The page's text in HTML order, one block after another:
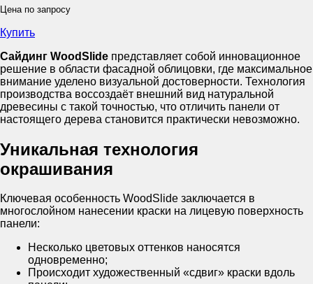
Цена по запросу
Купить
Сайдинг WoodSlide представляет собой инновационное
решение в области фасадной облицовки, где максимальное
внимание уделено визуальной достоверности. Технология
производства воссоздаёт внешний вид натуральной
древесины с такой точностью, что отличить панели от
настоящего дерева становится практически невозможно.
Уникальная технология
окрашивания
Ключевая особенность WoodSlide заключается в
многослойном нанесении краски на лицевую поверхность
панели:
Несколько цветовых оттенков наносятся
одновременно;
Происходит художественный «сдвиг» краски вдоль